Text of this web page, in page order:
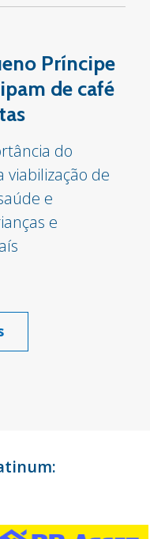
Príncipe
de café
do
viabilização de
e
e